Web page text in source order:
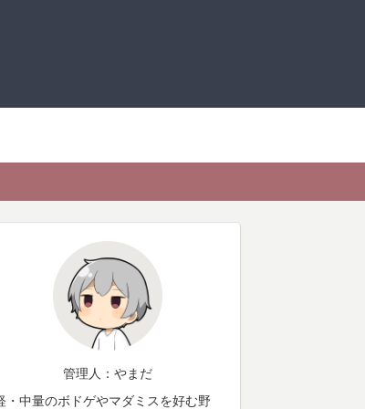
管理人：やまだ
・中量のボドゲやマダミスを好む野